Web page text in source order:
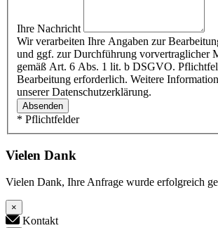
Ihre Nachricht
Wir verarbeiten Ihre Angaben zur
und ggf. zur Durchführung vorvertraglicher
gemäß Art. 6 Abs. 1 lit. b DSGVO.
Bearbeitung erforderlich. Weitere
unserer Datenschutzerklärung.
Absenden
* Pflichtfelder
Vielen Dank
Vielen Dank, Ihre Anfrage wurde erfolgreich
×
Kontakt